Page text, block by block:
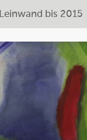
Leinwand bis 2015